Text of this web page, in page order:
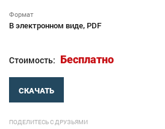
Формат
В электронном виде, PDF
Стоимость: Бесплатно
СКАЧАТЬ
ПОДЕЛИТЕСЬ С ДРУЗЬЯМИ